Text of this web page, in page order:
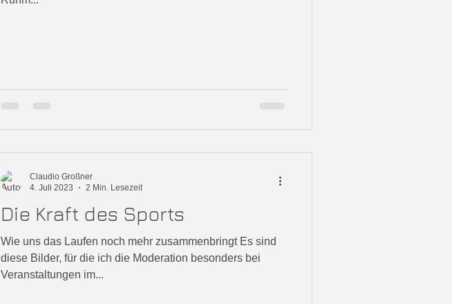
Die Kraft des Sports
Wie uns das Laufen noch mehr zusammenbringt Es sind
diese Bilder, für die ich die Moderation besonders bei
Veranstaltungen im...
Claudio Großner
4. Juli 2023
2 Min. Lesezeit